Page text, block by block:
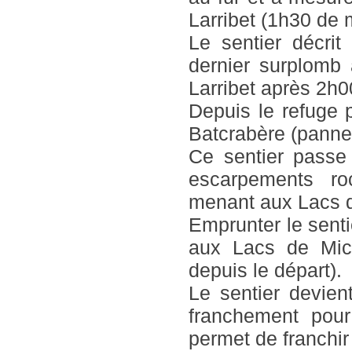
Larribet (1h30 de
Le sentier
dernier
Larribet après
Depuis le refuge
Batcrabère
Ce sentier
escarpements
menant aux Lacs
Emprunter le
aux Lacs de
depuis le départ).
Le sentier
franchement
permet de